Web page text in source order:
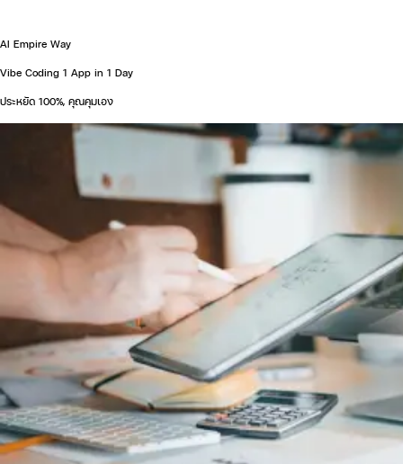
AI Empire Way
Vibe Coding 1 App in 1 Day
ประหยัด 100%, คุณคุมเอง